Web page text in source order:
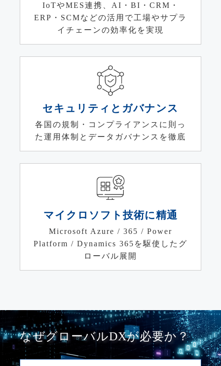
IoTやMES連携、AI・BI・CRM・
ERP・SCMなどの活用で工場やサプラ
イチェーンの効率化を実現
セキュリティとガバナンス
各国の規制・コンプライアンスに則っ
た運用体制とデータガバナンスを徹底
マイクロソフト技術に精通
Microsoft Azure / 365 / Power
Platform / Dynamics 365を駆使したグ
ローバル展開
なぜグローバルDXが必要か？